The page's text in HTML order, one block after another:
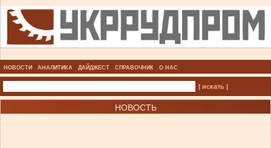
НОВОСТИ АНАЛИТИКА ДАЙДЖЕСТ СПРАВОЧНИК О НАС
| искать |
НОВОСТЬ